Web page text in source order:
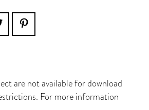
are not available for download
For more information